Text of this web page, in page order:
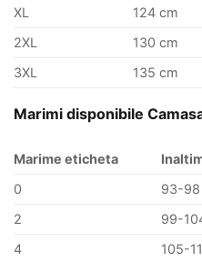
XL
124 cm
2XL
130 cm
3XL
135 cm
Marimi disponibile
Marime eticheta
0
93-98
2
99-
4
105-